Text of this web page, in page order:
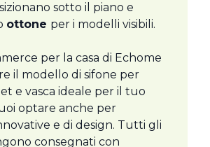
sotto il piano e
ottone per i modelli visibili.
per la casa di Echome
il modello di sifone per
e vasca ideale per il tuo
optare anche per
e di design. Tutti gli
consegnati con